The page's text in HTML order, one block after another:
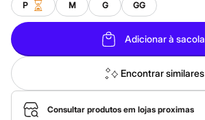
Em alta
Inverno
Alfaiataria
Novidades
Roupas
Blusas e Camisetas
Básicos
Calças
Casacos e Jaquetas
P M G GG
Adicionar à sacola
Encontrar similares
Consultar produtos em lojas proximas